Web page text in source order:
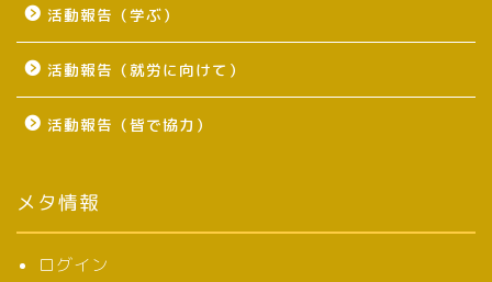
活動報告（学ぶ）
活動報告（就労に向けて）
活動報告（皆で協力）
メタ情報
ログイン